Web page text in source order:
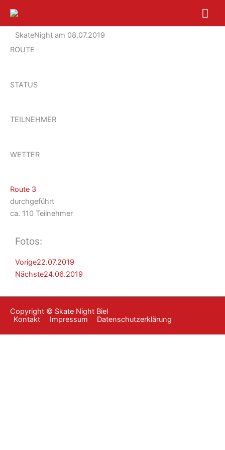
Inhalt
springen
SkateNight am 08.07.2019
ROUTE
STATUS
TEILNEHMER
WETTER
Route 3
durchgeführt
ca. 110 Teilnehmer
Fotos:
Zurück
Vorige22.07.2019
Nächste24.06.2019
Copyright © Skate Night Biel
Kontakt
Impressum Datenschutzerklärung